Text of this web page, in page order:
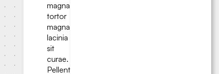
magna
tortor
magna
lacinia
sit
curae.
Pellentesque